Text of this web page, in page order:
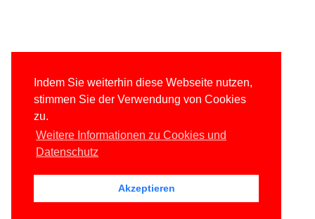
Indem Sie weiterhin diese Webseite nutzen,
stimmen Sie der Verwendung von Cookies
zu.
Weitere Informationen zu Cookies und
Datenschutz
Akzeptieren